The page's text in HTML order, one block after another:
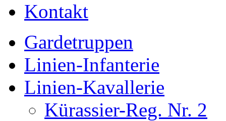
Kontakt
Gardetruppen
Linien-Infanterie
Linien-Kavallerie
Kürassier-Reg. Nr. 2